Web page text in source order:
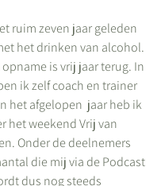
ruim zeven jaar geleden
het drinken van alcohol.
is vrij jaar terug. In
ik zelf coach en trainer
het afgelopen  jaar heb ik
het weekend Vrij van
Onder de deelnemers
die mij via de Podcast
dus nog steeds